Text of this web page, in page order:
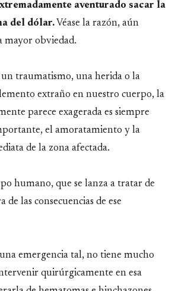
aventurado sacar la
del dólar. Véase la razón, aún
mayor obviedad.
traumatismo, una herida o la
extraño en nuestro cuerpo, la
parece exagerada es siempre
el amoratamiento y la
de la zona afectada.
humano, que se lanza a tratar de
las consecuencias de ese
emergencia tal, no tiene mucho
quirúrgicamente en esa